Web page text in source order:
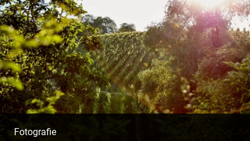
Shooting Vinothek und Ferienwohnung
Fotografie